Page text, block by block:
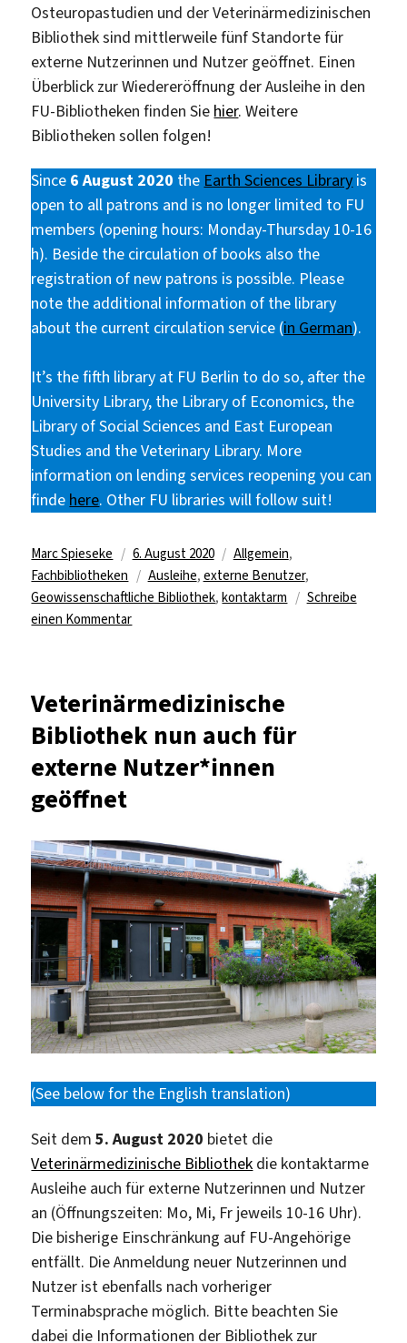
Osteuropastudien und der Veterinärmedizinischen
Bibliothek sind mittlerweile fünf Standorte für
externe Nutzerinnen und Nutzer geöffnet. Einen
Überblick zur Wiedereröffnung der Ausleihe in den
FU-Bibliotheken finden Sie hier. Weitere
Bibliotheken sollen folgen!
Since 6 August 2020 the Earth Sciences Library is
open to all patrons and is no longer limited to FU
members (opening hours: Monday-Thursday 10-16
h). Beside the circulation of books also the
registration of new patrons is possible. Please
note the additional information of the library
about the current circulation service (in German).
It’s the fifth library at FU Berlin to do so, after the
University Library, the Library of Economics, the
Library of Social Sciences and East European
Studies and the Veterinary Library. More
information on lending services reopening you can
finde here. Other FU libraries will follow suit!
Autor
Marc Spieseke
Veröffentlicht
am
6. August 2020 Kategorien
Allgemein,
Fachbibliotheken
Schlagwörter
Ausleihe, externe Benutzer,
Geowissenschaftliche Bibliothek,kontaktarm
Schreibe
einen Kommentarzu
auch
für
externe
Nutzer*innen
Veterinärmedizinische
Bibliothek nun auch für
externe Nutzer*innen
geöffnet
(See below for the English translation)
Seit dem5. August 2020 bietet die
Veterinärmedizinische Bibliothek die kontaktarme
Ausleihe auch für externe Nutzerinnen und Nutzer
an (Öffnungszeiten: Mo, Mi, Fr jeweils 10-16 Uhr).
Die bisherige Einschränkung auf FU-Angehörige
entfällt. Die Anmeldung neuer Nutzerinnen und
Nutzer ist ebenfalls nach vorheriger
Terminabsprache möglich. Bitte beachten Sie
dabei die Informationen der Bibliothek zur